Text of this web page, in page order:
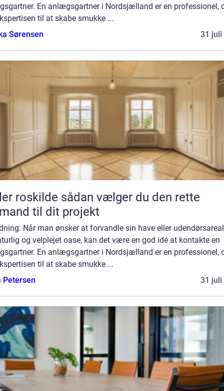
En anlægsgartner i Nordsjælland er en professionel,
til at skabe smukke ...
Sørensen
31 juli
sådan vælger du den rette
til dit projekt
Når man ønsker at forvandle sin have eller
og velplejet oase, kan det være en god idé at kontakte en
En anlægsgartner i Nordsjælland er en professionel,
til at skabe smukke ...
Petersen
31 juli